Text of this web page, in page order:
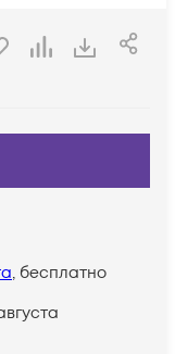
, бесплатно